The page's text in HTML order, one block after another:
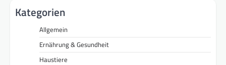
Kategorien
Allgemein
Ernährung & Gesundheit
Haustiere